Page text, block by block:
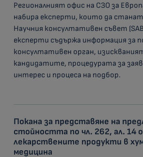
Регионалният офис на СЗО за
набира експерти, които да станат
Научния консултативен съвет
експерти съдържа информация за
консултативен орган,
кандидатите, процедурата за
интерес и процеса на подбор.
Покана за представяне на
стойността по чл. 262, ал. 14
лекарствените продукти в
медицина